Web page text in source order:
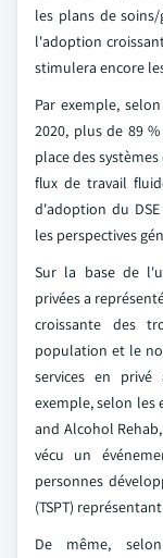
les plans de
l'adoption
stimulera encore
Par exemple,
2020, plus de 89
place des
flux de travail
d'adoption du
les perspectives
Sur la base de
privées a
croissante des
population et le
services en privé
exemple, selon les
and Alcohol
vécu un
personnes
(TSPT)
De même,